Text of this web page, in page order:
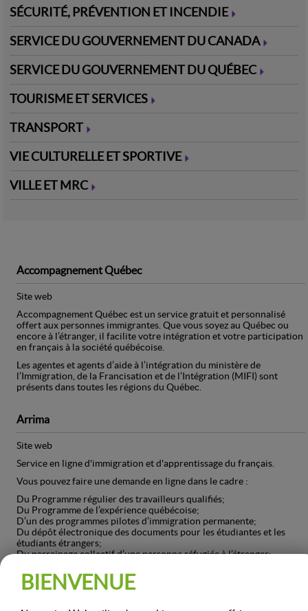
SÉCURITÉ, PRÉVENTION ET INCENDIE
SERVICE DU GOUVERNEMENT DU CANADA
SERVICE DU GOUVERNEMENT DU QUÉBEC
TOURISME ET SERVICES
TRANSPORT
VIE CULTURELLE ET SPORTIVE
VILLE ET MRC
Accompagnement Québec
Site web
Accompagnement Québec est un service gratuit et personnalisé
offert aux personnes immigrantes. Que vous soyez au Québec ou
encore à l’étranger, il facilite votre intégration et votre participation
en français à la société québécoise.
Les agentes et agents d’aide à l’intégration du ministère de
l’Immigration, de la Francisation et de l’Intégration (MIFI) sont
présents dans toutes les régions du Québec.
Arrima
Site web
Service en ligne d'immigration et d'apprentissage du français.
Vous pouvez faire une demande en ligne dans le cadre :
Du Programme régulier des travailleurs qualifiés;
Du Programme de l’expérience québécoise;
D’un des programmes pilotes d’immigration permanente;
Du dépôt électronique des documents pour les étudiantes et les
étudiants étrangers;
Du parrainage collectif d’une personne réfugiée à l’étranger;
BIENVENUE